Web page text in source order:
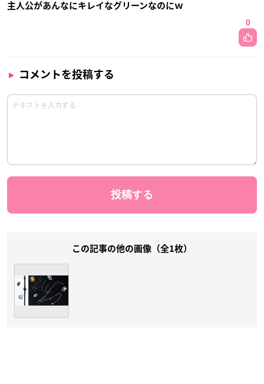
主人公があんなにキレイなグリーンなのにｗ
0
コメントを投稿する
この記事の他の画像（全1枚）